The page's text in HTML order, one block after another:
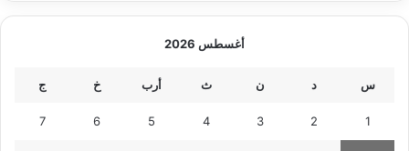
أغسطس 2026
س د ن ث أرب خ ج
1
2
3
4
5
6
7